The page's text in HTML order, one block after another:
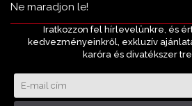
Ne maradjon le!
Iratkozzon fel hírlevelünkre, és
kedvezményeinkről, exkluzív
karóra és divatékszer